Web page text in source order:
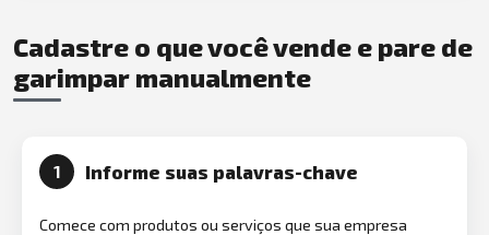
Cadastre o que você vende e pare de
garimpar manualmente
1 Informe suas palavras-chave
Comece com produtos ou serviços que sua empresa